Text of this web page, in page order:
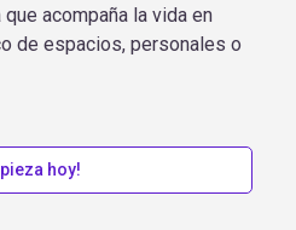
acompaña la vida en
de espacios, personales o
hoy!